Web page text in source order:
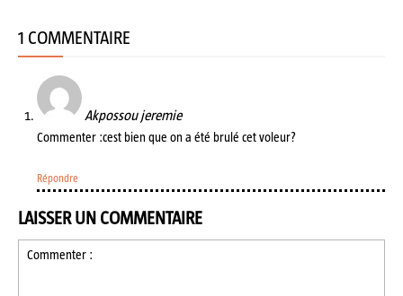
1 COMMENTAIRE
Akpossou jeremie
Commenter :cest bien que on a été brulé cet voleur?
Répondre
LAISSER UN COMMENTAIRE